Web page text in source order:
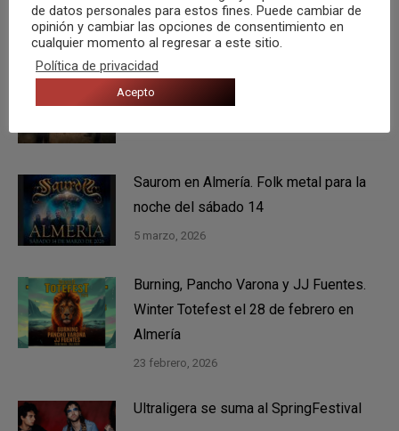
11 mayo, 2026
The Dead South. Bluegrass en Valencia
13 marzo, 2026
Saurom en Almería. Folk metal para la
noche del sábado 14
5 marzo, 2026
Burning, Pancho Varona y JJ Fuentes.
Winter Totefest el 28 de febrero en
Almería
23 febrero, 2026
Ultraligera se suma al SpringFestival
de datos personales para estos fines. Puede cambiar de
opinión y cambiar las opciones de consentimiento en
cualquier momento al regresar a este sitio.
Política de privacidad
Acepto